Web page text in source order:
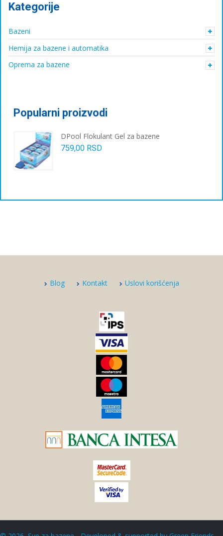
Kategorije
Bazeni
Hemija za bazene i automatika
Oprema za bazene
Popularni proizvodi
DPool Flokulant Gel za bazene
759,00 RSD
Blog Kontakt Uslovi korišćenja